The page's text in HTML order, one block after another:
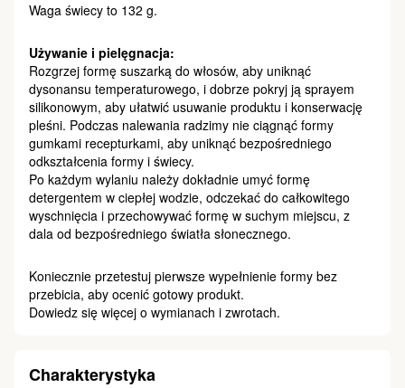
Waga świecy to 132 g.
Używanie i pielęgnacja:
Rozgrzej formę suszarką do włosów, aby uniknąć
dysonansu temperaturowego, i dobrze pokryj ją sprayem
silikonowym, aby ułatwić usuwanie produktu i konserwację
pleśni. Podczas nalewania radzimy nie ciągnąć formy
gumkami recepturkami, aby uniknąć bezpośredniego
odkształcenia formy i świecy.
Po każdym wylaniu należy dokładnie umyć formę
detergentem w ciepłej wodzie, odczekać do całkowitego
wyschnięcia i przechowywać formę w suchym miejscu, z
dala od bezpośredniego światła słonecznego.
Koniecznie przetestuj pierwsze wypełnienie formy bez
przebicia, aby ocenić gotowy produkt.
Dowiedz się więcej o wymianach i zwrotach.
Charakterystyka